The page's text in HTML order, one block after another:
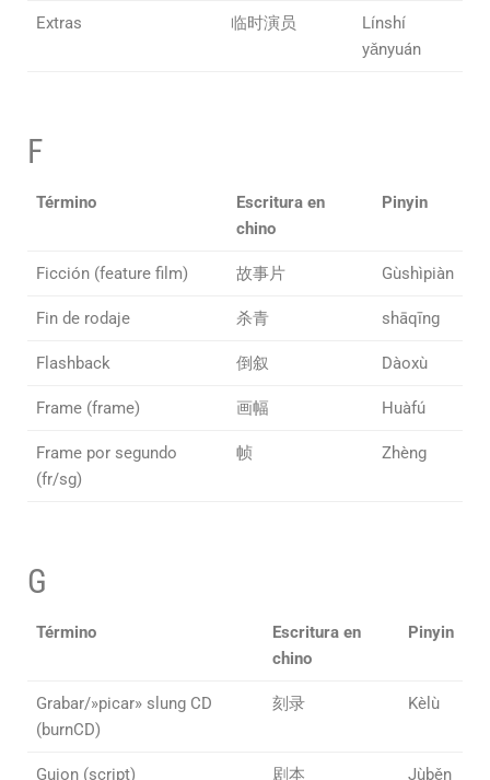
Extras 临时演员
Línshí
yǎnyuán
F
Término
Escritura en
chino
Pinyin
Ficción (feature film) 故事片 Gùshìpiàn
Fin de rodaje 杀青 shāqīng
Flashback 倒叙 Dàoxù
Frame (frame) 画幅 Huàfú
Frame por segundo
(fr/sg)
帧 Zhèng
G
Término
Escritura en
chino
Pinyin
Grabar/»picar» slung CD
(burnCD)
刻录 Kèlù
Guion (script) 剧本 Jùběn